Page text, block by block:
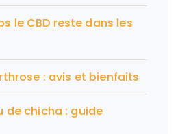
le CBD reste dans les
: avis et bienfaits
de chicha : guide